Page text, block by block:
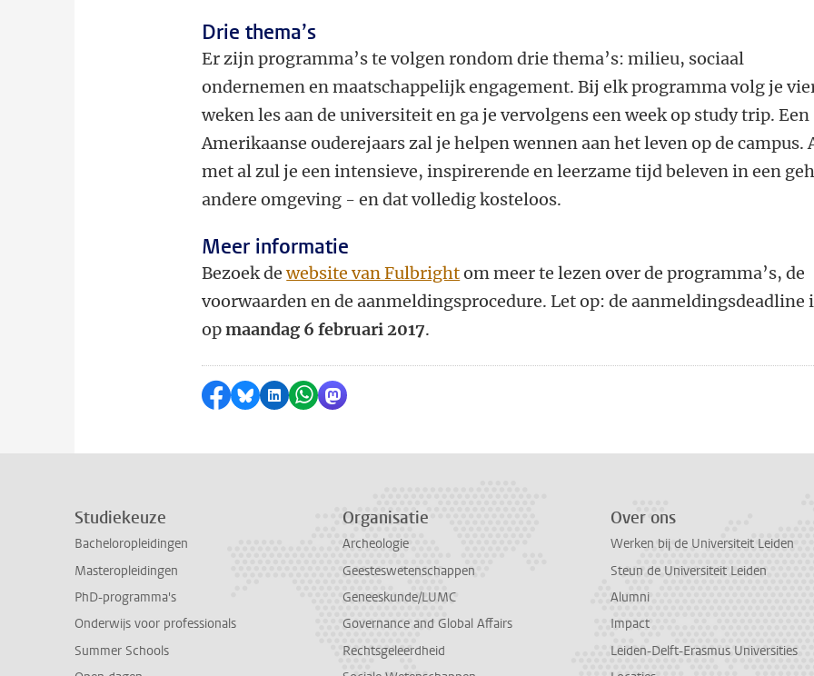
Drie thema’s
Er zijn programma’s te volgen rondom drie thema’s: milieu, sociaal
ondernemen en maatschappelijk engagement. Bij elk programma volg je
weken les aan de universiteit en ga je vervolgens een week op study trip. Een
Amerikaanse ouderejaars zal je helpen wennen aan het leven op de campus.
met al zul je een intensieve, inspirerende en leerzame tijd beleven in een
andere omgeving - en dat volledig kosteloos.
Meer informatie
Bezoek dewebsite van Fulbrightom meer te lezen over de programma’s, de
voorwaarden en de aanmeldingsprocedure. Let op: de aanmeldingsdeadline
opmaandag 6 februari 2017.
Delen op Facebook
Delen via Bluesky
Delen op LinkedIn
Delen via WhatsApp
Delen via Mastodon
Studiekeuze
Bacheloropleidingen
Masteropleidingen
PhD-programma's
Onderwijs voor professionals
Summer Schools
Organisatie
Archeologie
Geesteswetenschappen
Geneeskunde/LUMC
Governance and Global Affairs
Rechtsgeleerdheid
Over ons
Werken bij de Universiteit Leiden
Steun de Universiteit Leiden
Alumni
Impact
Leiden-Delft-Erasmus Universities